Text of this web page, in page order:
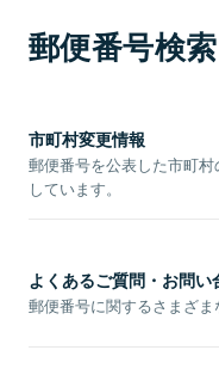
郵便番号検
市町村変更情報
郵便番号を公表した市町
しています。
よくあるご質問・お問い
郵便番号に関するさまざま